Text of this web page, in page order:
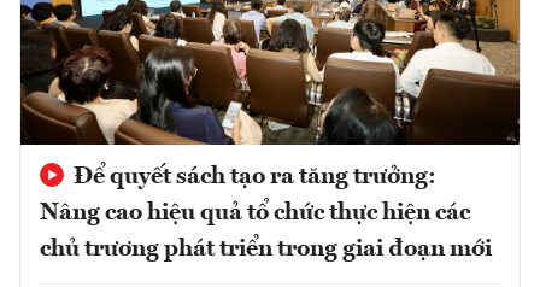
Để quyết sách tạo ra tăng trưởng:
Nâng cao hiệu quả tổ chức thực hiện các
chủ trương phát triển trong giai đoạn mới